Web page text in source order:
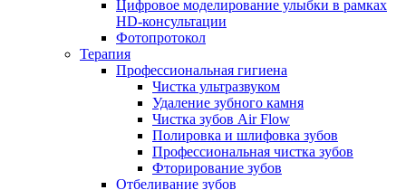
Цифровое моделирование улыбки в рамках
HD-консультации
Фотопротокол
Терапия
Профессиональная гигиена
Чистка ультразвуком
Удаление зубного камня
Чистка зубов Air Flow
Полировка и шлифовка зубов
Профессиональная чистка зубов
Фторирование зубов
Отбеливание зубов